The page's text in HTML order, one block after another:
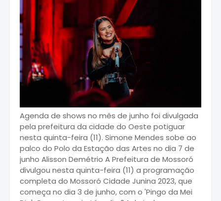
Agenda de shows no mês de junho foi divulgada
pela prefeitura da cidade do Oeste potiguar
nesta quinta-feira (11). Simone Mendes sobe ao
palco do Polo da Estação das Artes no dia 7 de
junho Alisson Demétrio A Prefeitura de Mossoró
divulgou nesta quinta-feira (11) a programação
completa do Mossoró Cidade Junina 2023, que
começa no dia 3 de junho, com o 'Pingo da Mei